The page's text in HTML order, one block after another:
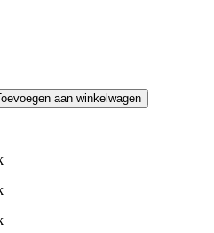
aan winkelwagen